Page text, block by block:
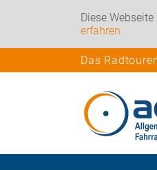
Diese
erfahren
Das